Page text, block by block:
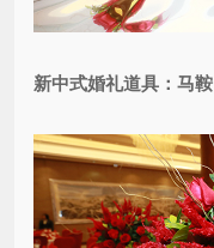
新中式婚礼道具：马鞍